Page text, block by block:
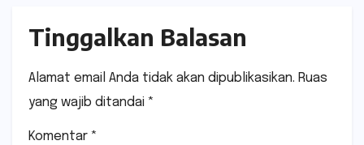
Tinggalkan Balasan
Alamat email Anda tidak akan dipublikasikan. Ruas
yang wajib ditandai *
Komentar *